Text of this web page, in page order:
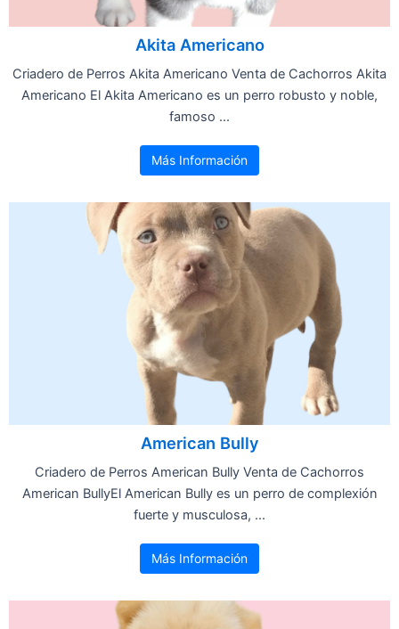
Akita Americano
Criadero de Perros Akita Americano Venta de Cachorros Akita
Americano El Akita Americano es un perro robusto y noble,
famoso ...
Más Información
American Bully
Criadero de Perros American Bully Venta de Cachorros
American BullyEl American Bully es un perro de complexión
fuerte y musculosa, ...
Más Información